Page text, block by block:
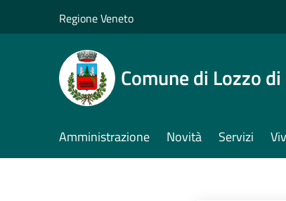
Regione Veneto
Comune di Lozzo
Amministrazione Novità Servizi